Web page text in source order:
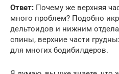
Ответ: Почему же верхняя
много проблем? Подобно
дельтоидов и нижним
спины, верхние части
для многих бодибилдеров.